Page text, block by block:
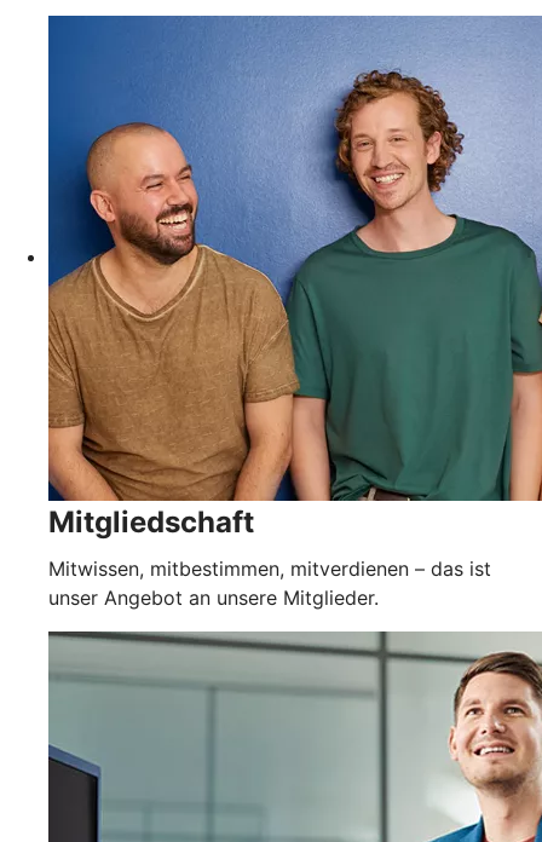
Mitgliedschaft
Mitwissen, mitbestimmen, mitverdienen – das ist
unser Angebot an unsere Mitglieder.